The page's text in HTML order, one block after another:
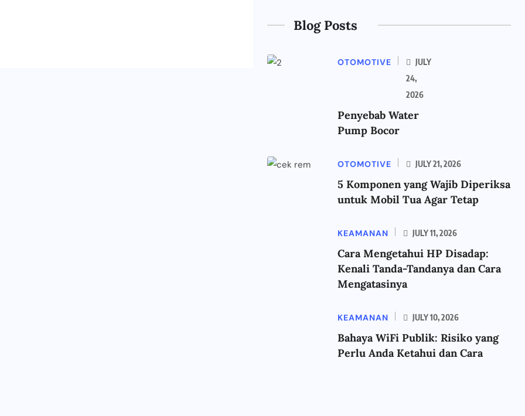
Blog Posts
OTOMOTIVE
JULY
24,
2026
Penyebab Water
Pump Bocor
OTOMOTIVE JULY 21, 2026
5 Komponen yang Wajib Diperiksa
untuk Mobil Tua Agar Tetap
KEAMANAN JULY 11, 2026
Cara Mengetahui HP Disadap:
Kenali Tanda-Tandanya dan Cara
Mengatasinya
KEAMANAN JULY 10, 2026
Bahaya WiFi Publik: Risiko yang
Perlu Anda Ketahui dan Cara